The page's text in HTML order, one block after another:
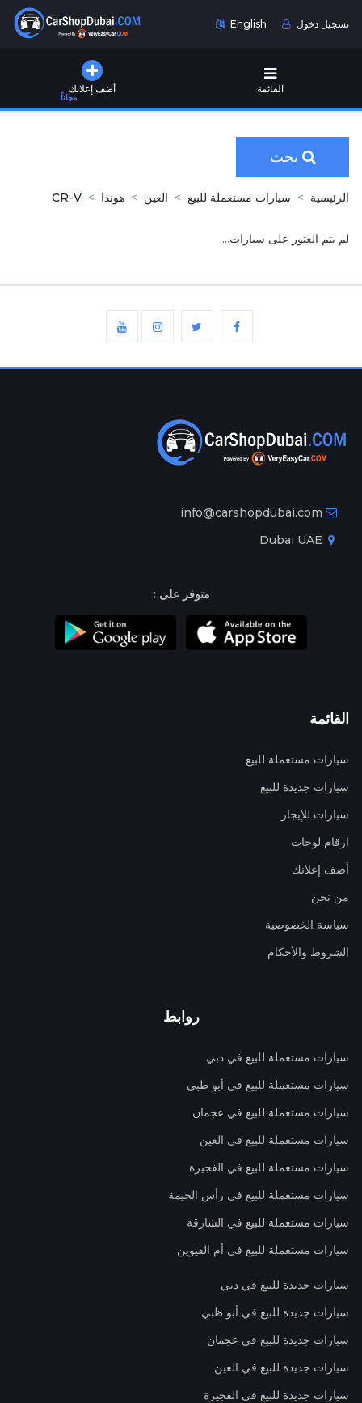
English تسجيل دخول
أضف إعلانك
مجاناً
القائمة
بحث
الرئيسية سيارات مستعملة للبيع العين هوندا CR-V
لم يتم العثور على سيارات...
info@carshopdubai.com
متوفر على :
القائمة
سيارات مستعملة للبيع
سيارات جديدة للبيع
سيارات للإيجار
ارقام لوحات
أضف إعلانك
من نحن
سياسة الخصوصية
الشروط والأحكام
روابط
سيارات مستعملة للبيع في دبي
سيارات مستعملة للبيع في أبو ظبي
سيارات مستعملة للبيع في عجمان
سيارات مستعملة للبيع في العين
سيارات مستعملة للبيع في الفجيرة
سيارات مستعملة للبيع في رأس الخيمة
سيارات مستعملة للبيع في الشارقة
سيارات مستعملة للبيع في أم القيوين
سيارات جديدة للبيع في دبي
سيارات جديدة للبيع في أبو ظبي
سيارات جديدة للبيع في عجمان
سيارات جديدة للبيع في العين
سيارات جديدة للبيع في الفجيرة